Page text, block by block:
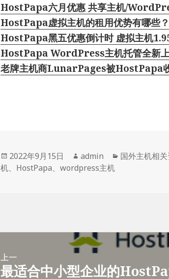
HostPapa六月优惠 共享主机/
HostPapa虚拟主机的租用优势有哪些
HostPapa黑五优惠倒计时 虚拟主机
HostPapa WordPress主机托管全新
老牌主机商LunarPages被HostPapa
发
布
2022年9月15日
作
者
admin
分
国外主机相
机、 HostPapa、wordpress主机
上一
上
最适合中小型企业的